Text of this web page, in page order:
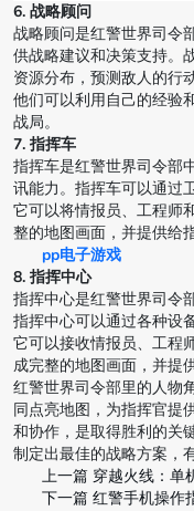
6. 战略顾问
战略顾问是红警世界司令
供战略建议和决策支持。
资源分布，预测敌人的行
他们可以利用自己的经验
战局。
7. 指挥车
指挥车是红警世界司令部
讯能力。指挥车可以通过
它可以将情报员、工程师
整的地图画面，并提供给
pp电子游戏
8. 指挥中心
指挥中心是红警世界司令
指挥中心可以通过各种设
它可以接收情报员、工程
成完整的地图画面，并提
红警世界司令部里的人物
同点亮地图，为指挥官提
和协作，是取得胜利的关
制定出最佳的战略方案，
上一篇 穿越火线：单
下一篇 红警手机操作